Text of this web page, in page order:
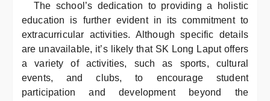
The school’s dedication to providing a holistic
education is further evident in its commitment to
extracurricular activities. Although specific details
are unavailable, it’s likely that SK Long Laput offers
a variety of activities, such as sports, cultural
events, and clubs, to encourage student
participation and development beyond the